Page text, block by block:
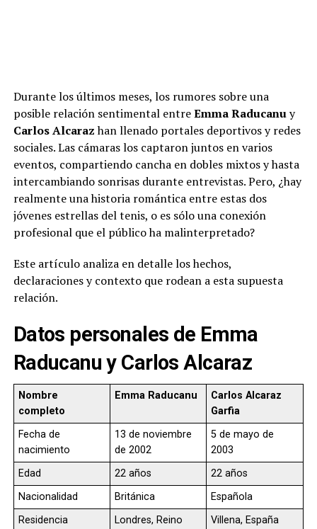
Durante los últimos meses, los rumores sobre una
posible relación sentimental entreEmma Raducanuy
Carlos Alcarazhan llenado portales deportivos y redes
sociales. Las cámaras los captaron juntos en varios
eventos, compartiendo cancha en dobles mixtos y hasta
intercambiando sonrisas durante entrevistas. Pero, ¿hay
realmente una historia romántica entre estas dos
jóvenes estrellas del tenis, o es sólo una conexión
profesional que el público ha malinterpretado?
Este artículo analiza en detalle los hechos,
declaraciones y contexto que rodean a esta supuesta
relación.
Datos personales de Emma
Raducanu y Carlos Alcaraz
Nombre
completo
Emma Raducanu
Carlos Alcaraz
Garfia
Fecha de
nacimiento
13 de noviembre
de 2002
5 de mayo de
2003
Edad
22 años
22 años
Nacionalidad
Británica
Española
Residencia
Londres, Reino
Villena, España